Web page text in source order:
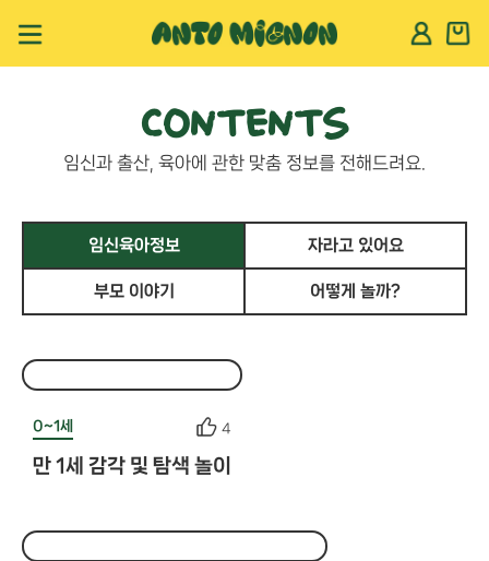
CONTENTS
임신과 출산, 육아에 관한 맞춤 정보를 전해드려요.
임신육아정보 자라고 있어요
부모 이야기 어떻게 놀까?
0~1세
만 1세 감각 및 탐색 놀이
4